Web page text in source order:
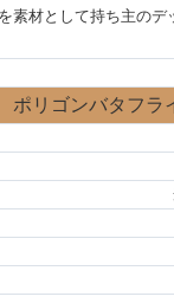
素材として持ち主のデ
ポリゴンバタフラ